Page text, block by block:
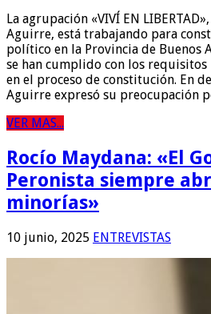
La agrupación «VIVÍ EN
Aguirre, está trabajando para
político en la Provincia de Buenos
se han cumplido con los requisitos
en el proceso de constitución. En
Aguirre expresó su preocupación
VER MAS...
Rocío Maydana: «El
Peronista siempre
minorías»
10 junio, 2025 ENTREVISTAS